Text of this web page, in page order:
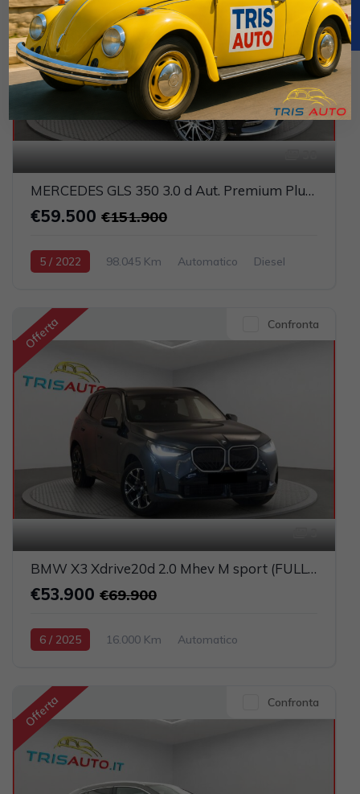
MERCEDES GLS 350 3.0 d Aut. Premium Plus 7 Posti (TETTO PANORAMICO APRIBILE)
€59.500 €151.900
5 / 2022 98.045 Km Automatico
Diesel
Offerta Confronta
BMW X3 Xdrive20d 2.0 Mhev M sport (FULL LED+PELLE)
€53.900 €69.900
6 / 2025 16.000 Km
Automatico
1995cc 190CV / 140KW
Offerta Confronta